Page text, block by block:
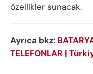
özellikler sunacak.
Ayrıca bkz:
TELEFONLAR |